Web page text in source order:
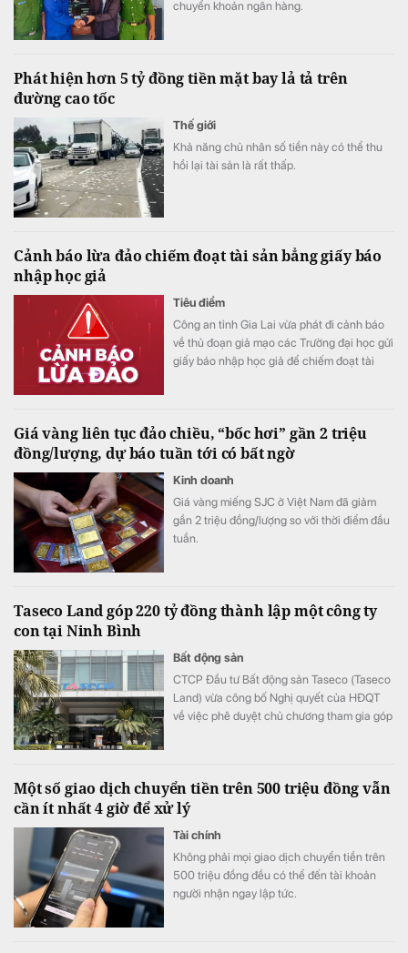
chuyển khoản ngân hàng.
Phát hiện hơn 5 tỷ đồng tiền mặt bay lả tả trên
đường cao tốc
Thế giới
Khả năng chủ nhân số tiền này có thể thu
hồi lại tài sản là rất thấp.
Cảnh báo lừa đảo chiếm đoạt tài sản bẳng giấy báo
nhập học giả
Tiêu điểm
Công an tỉnh Gia Lai vừa phát đi cảnh báo
về thủ đoạn giả mạo các Trường đại học gửi
giấy báo nhập học giả để chiếm đoạt tài
Giá vàng liên tục đảo chiều, “bốc hơi” gần 2 triệu
đồng/lượng, dự báo tuần tới có bất ngờ
Kinh doanh
Giá vàng miếng SJC ở Việt Nam đã giảm
gần 2 triệu đồng/lượng so với thời điểm đầu
tuần.
Taseco Land góp 220 tỷ đồng thành lập một công ty
con tại Ninh Bình
Bất động sản
CTCP Đầu tư Bất động sản Taseco (Taseco
Land) vừa công bố Nghị quyết của HĐQT
về việc phê duyệt chủ chương tham gia góp
Một số giao dịch chuyển tiền trên 500 triệu đồng vẫn
cần ít nhất 4 giờ để xử lý
Tài chính
Không phải mọi giao dịch chuyển tiền trên
500 triệu đồng đều có thể đến tài khoản
người nhận ngay lập tức.